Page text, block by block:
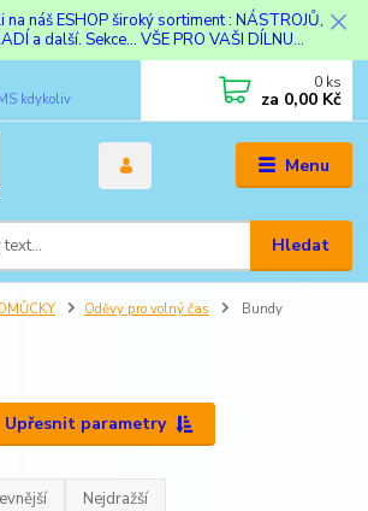
náš ESHOP široký sortiment : NÁSTROJŮ,
a další. Sekce... VŠE PRO VAŠI DÍLNU...
Menu
Hledat
kdykoliv
0 ks
za 0,00 Kč
Oděvy pro volný čas Bundy
Upřesnit parametry
Nejdražší